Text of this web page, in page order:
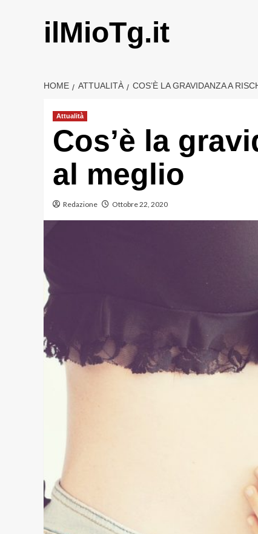
ilMioTg.it
HOME ATTUALITÀ COS’È LA GRAVIDANZA A
Attualità
Cos’è la
al meglio
Redazione Ottobre 22, 2020